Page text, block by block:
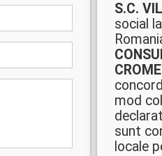
S.C.
social
mod
sunt
locale